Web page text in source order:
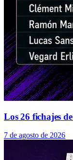
Los 26 fichajes
7 de agosto de 2026